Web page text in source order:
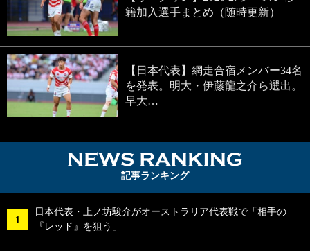
籍加入選手まとめ（随時更新）
【日本代表】網走合宿メンバー34名
を発表。明大・伊藤龍之介ら選出。
早大…
記事ランキング
日本代表・上ノ坊駿介がオーストラリア代表戦で「相手の
『レッド』を狙う」